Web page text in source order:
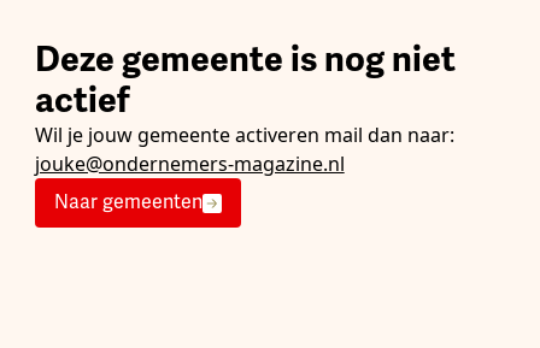
Deze gemeente is nog niet
actief
Wil je jouw gemeente activeren mail dan naar:
jouke@ondernemers-magazine.nl
Naar gemeenten